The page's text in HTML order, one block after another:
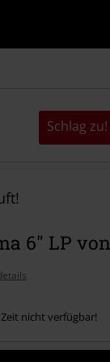
Schlag zu!
6" LP
nicht verfügbar!